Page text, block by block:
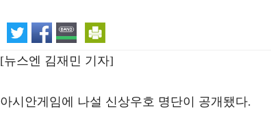
[뉴스엔 김재민 기자]
아시안게임에 나설 신상우호 명단이 공개됐다.